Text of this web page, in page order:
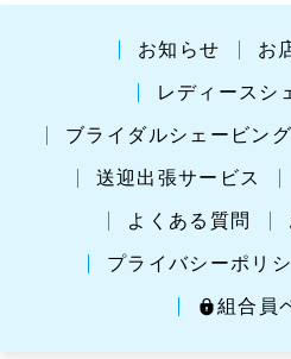
お知らせ お
レディースシ
ブライダルシェービング
送迎出張サービス
よくある質問
プライバシーポリ
組合員